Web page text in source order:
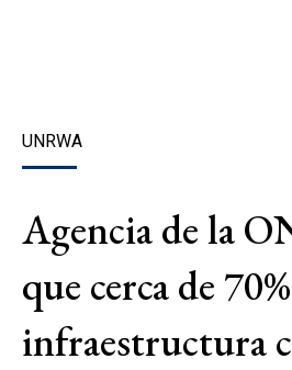
UNRWA
Agencia de la
que cerca de
infraestructura